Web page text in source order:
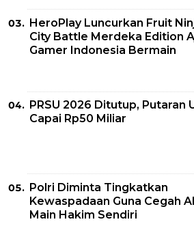
HeroPlay Luncurkan Fruit
City Battle Merdeka Edition
Gamer Indonesia Bermain
PRSU 2026 Ditutup, Putaran
Capai Rp50 Miliar
Polri Diminta Tingkatkan
Kewaspadaan Guna Cegah
Main Hakim Sendiri